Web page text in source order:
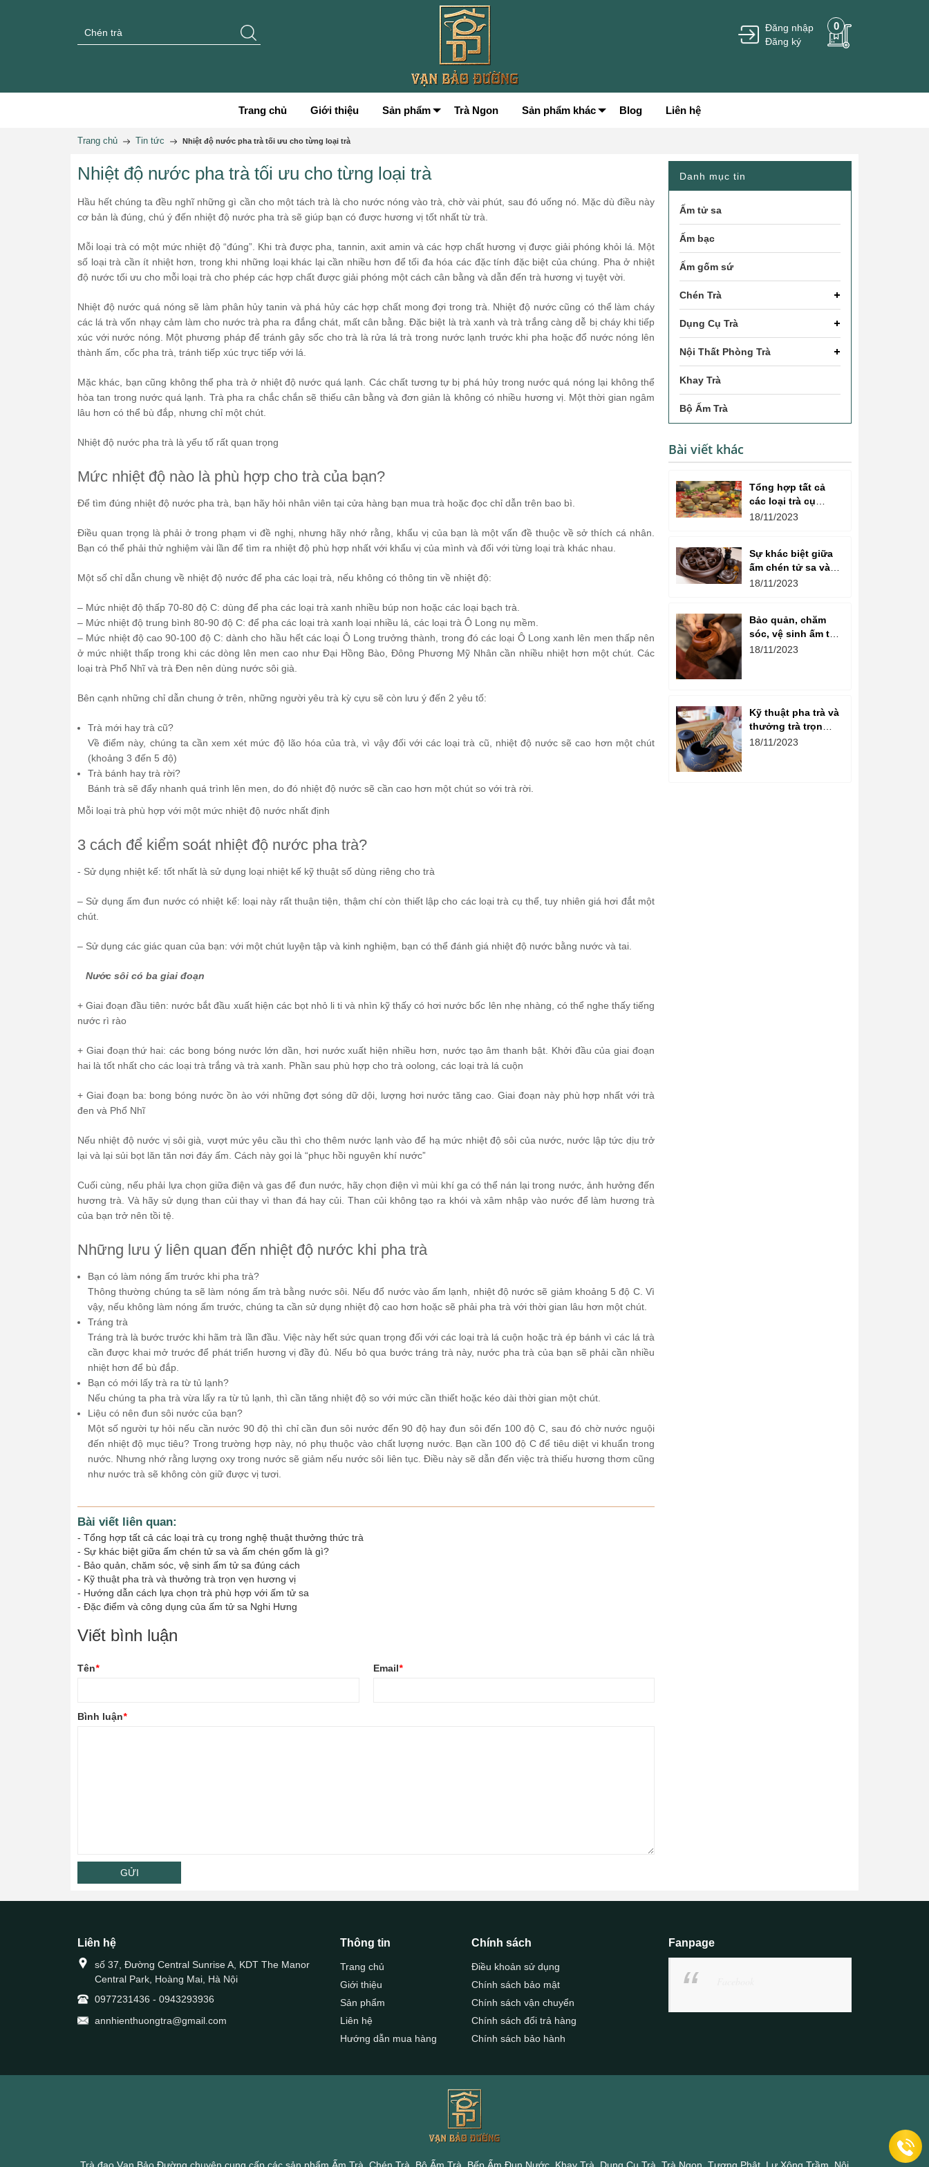
Đăng nhập
Đăng ký
0
Trang chủ Giới thiệu Sản phẩm Trà Ngon Sản phẩm khác Blog Liên hệ
Trang chủ Tin tức Nhiệt độ nước pha trà tối ưu cho từng loại trà
Nhiệt độ nước pha trà tối ưu cho từng loại trà
Hầu hết chúng ta đều nghĩ những gì cần cho một tách trà là cho nước nóng vào trà, chờ vài phút, sau đó uống nó. Mặc dù điều này
cơ bản là đúng, chú ý đến nhiệt độ nước pha trà sẽ giúp bạn có được hương vị tốt nhất từ trà.
Mỗi loại trà có một mức nhiệt độ “đúng”. Khi trà được pha, tannin, axit amin và các hợp chất hương vị được giải phóng khỏi lá. Một
số loại trà cần ít nhiệt hơn, trong khi những loại khác lại cần nhiều hơn để tối đa hóa các đặc tính đặc biệt của chúng. Pha ở nhiệt
độ nước tối ưu cho mỗi loại trà cho phép các hợp chất được giải phóng một cách cân bằng và dẫn đến trà hương vị tuyệt vời.
Nhiệt độ nước quá nóng sẽ làm phân hủy tanin và phá hủy các hợp chất mong đợi trong trà. Nhiệt độ nước cũng có thể làm cháy
các lá trà vốn nhạy cảm làm cho nước trà pha ra đắng chát, mất cân bằng. Đặc biệt là trà xanh và trà trắng càng dễ bị cháy khi tiếp
xúc với nước nóng. Một phương pháp để tránh gây sốc cho trà là rửa lá trà trong nước lạnh trước khi pha hoặc đổ nước nóng lên
thành ấm, cốc pha trà, tránh tiếp xúc trực tiếp với lá.
Mặc khác, bạn cũng không thể pha trà ở nhiệt độ nước quá lạnh. Các chất tương tự bị phá hủy trong nước quá nóng lại không thể
hòa tan trong nước quá lạnh. Trà pha ra chắc chắn sẽ thiếu cân bằng và đơn giản là không có nhiều hương vị. Một thời gian ngâm
lâu hơn có thể bù đắp, nhưng chỉ một chút.
Nhiệt độ nước pha trà là yếu tố rất quan trọng
Mức nhiệt độ nào là phù hợp cho trà của bạn?
Để tìm đúng nhiệt độ nước pha trà, bạn hãy hỏi nhân viên tại cửa hàng bạn mua trà hoặc đọc chỉ dẫn trên bao bì.
Điều quan trọng là phải ở trong phạm vi đề nghị, nhưng hãy nhớ rằng, khẩu vị của bạn là một vấn đề thuộc về sở thích cá nhân.
Bạn có thể phải thử nghiệm vài lần để tìm ra nhiệt độ phù hợp nhất với khẩu vị của mình và đối với từng loại trà khác nhau.
Một số chỉ dẫn chung về nhiệt độ nước để pha các loại trà, nếu không có thông tin về nhiệt độ:
– Mức nhiệt độ thấp 70-80 độ C: dùng để pha các loại trà xanh nhiều búp non hoặc các loại bạch trà.
– Mức nhiệt độ trung bình 80-90 độ C: để pha các loại trà xanh loại nhiều lá, các loại trà Ô Long nụ mềm.
– Mức nhiệt độ cao 90-100 độ C: dành cho hầu hết các loại Ô Long trưởng thành, trong đó các loại Ô Long xanh lên men thấp nên
ở mức nhiệt thấp trong khi các dòng lên men cao như Đại Hồng Bào, Đông Phương Mỹ Nhân cần nhiều nhiệt hơn một chút. Các
loại trà Phổ Nhĩ và trà Đen nên dùng nước sôi già.
Bên cạnh những chỉ dẫn chung ở trên, những người yêu trà kỳ cựu sẽ còn lưu ý đến 2 yêu tố:
Trà mới hay trà cũ?
Về điểm này, chúng ta cần xem xét mức độ lão hóa của trà, vì vậy đối với các loại trà cũ, nhiệt độ nước sẽ cao hơn một chút
(khoảng 3 đến 5 độ)
Trà bánh hay trà rời?
Bánh trà sẽ đẩy nhanh quá trình lên men, do đó nhiệt độ nước sẽ cần cao hơn một chút so với trà rời.
Mỗi loại trà phù hợp với một mức nhiệt độ nước nhất định
3 cách để kiểm soát nhiệt độ nước pha trà?
​- Sử dụng nhiệt kế: tốt nhất là sử dụng loại nhiệt kế kỹ thuật số dùng riêng cho trà
– Sử dụng ấm đun nước có nhiệt kế: loại này rất thuận tiện, thậm chí còn thiết lập cho các loại trà cụ thể, tuy nhiên giá hơi đắt một
chút.
– Sử dụng các giác quan của bạn: với một chút luyện tập và kinh nghiệm, bạn có thể đánh giá nhiệt độ nước bằng nước và tai.
Nước sôi có ba giai đoạn
+ Giai đoạn đầu tiên: nước bắt đầu xuất hiện các bọt nhỏ li ti và nhìn kỹ thấy có hơi nước bốc lên nhẹ nhàng, có thể nghe thấy tiếng
nước rì rào
+ Giai đoạn thứ hai: các bong bóng nước lớn dần, hơi nước xuất hiện nhiều hơn, nước tạo âm thanh bật. Khởi đầu của giai đoạn
hai là tốt nhất cho các loại trà trắng và trà xanh. Phần sau phù hợp cho trà oolong, các loại trà lá cuộn
+ Giai đoạn ba: bong bóng nước ồn ào với những đợt sóng dữ dội, lượng hơi nước tăng cao. Giai đoạn này phù hợp nhất với trà
đen và Phổ Nhĩ
Nếu nhiệt độ nước vị sôi già, vượt mức yêu cầu thì cho thêm nước lạnh vào để hạ mức nhiệt độ sôi của nước, nước lập tức dịu trở
lại và lại sủi bọt lăn tăn nơi đáy ấm. Cách này gọi là “phục hồi nguyên khí nước”
Cuối cùng, nếu phải lựa chọn giữa điện và gas để đun nước, hãy chọn điện vì mùi khí ga có thể nán lại trong nước, ảnh hưởng đến
hương trà. Và hãy sử dụng than củi thay vì than đá hay củi. Than củi không tạo ra khói và xâm nhập vào nước để làm hương trà
của bạn trở nên tồi tệ.
Những lưu ý liên quan đến nhiệt độ nước khi pha trà
Bạn có làm nóng ấm trước khi pha trà?
Thông thường chúng ta sẽ làm nóng ấm trà bằng nước sôi. Nếu đổ nước vào ấm lạnh, nhiệt độ nước sẽ giảm khoảng 5 độ C. Vì
vậy, nếu không làm nóng ấm trước, chúng ta cần sử dụng nhiệt độ cao hơn hoặc sẽ phải pha trà với thời gian lâu hơn một chút.
Tráng trà
Tráng trà là bước trước khi hãm trà lần đầu. Việc này hết sức quan trọng đối với các loại trà lá cuộn hoặc trà ép bánh vì các lá trà
cần được khai mở trước để phát triển hương vị đầy đủ. Nếu bỏ qua bước tráng trà này, nước pha trà của bạn sẽ phải cần nhiều
nhiệt hơn để bù đắp.
Bạn có mới lấy trà ra từ tủ lạnh?
Nếu chúng ta pha trà vừa lấy ra từ tủ lạnh, thì cần tăng nhiệt độ so với mức cần thiết hoặc kéo dài thời gian một chút.
Liệu có nên đun sôi nước của bạn?
Một số người tự hỏi nếu cần nước 90 độ thì chỉ cần đun sôi nước đến 90 độ hay đun sôi đến 100 độ C, sau đó chờ nước nguội
đến nhiệt độ mục tiêu? Trong trường hợp này, nó phụ thuộc vào chất lượng nước. Bạn cần 100 độ C để tiêu diệt vi khuẩn trong
nước. Nhưng nhớ rằng lượng oxy trong nước sẽ giảm nếu nước sôi liên tục. Điều này sẽ dẫn đến việc trà thiếu hương thơm cũng
như nước trà sẽ không còn giữ được vị tươi.
Bài viết liên quan:
- Tổng hợp tất cả các loại trà cụ trong nghệ thuật thưởng thức trà
- Sự khác biệt giữa ấm chén tử sa và ấm chén gốm là gì?
- Bảo quản, chăm sóc, vệ sinh ấm tử sa đúng cách
- Kỹ thuật pha trà và thưởng trà trọn vẹn hương vị
- Hướng dẫn cách lựa chọn trà phù hợp với ấm tử sa
- Đặc điểm và công dụng của ấm tử sa Nghi Hưng
Viết bình luận
Tên* Email*
Bình luận*
GỬI
Danh mục tin
Ấm tử sa
Ấm bạc
Ấm gốm sứ
Chén Trà
Dụng Cụ Trà
Nội Thất Phòng Trà
Khay Trà
Bộ Ấm Trà
Bài viết khác
Tổng hợp tất cả
các loại trà cụ
trong nghệ thuật
18/11/2023
Sự khác biệt giữa
ấm chén tử sa và
ấm chén gốm là
18/11/2023
Bảo quản, chăm
sóc, vệ sinh ấm tử
sa đúng cách
18/11/2023
Kỹ thuật pha trà và
thưởng trà trọn
vẹn hương vị
18/11/2023
Liên hệ
số 37, Đường Central Sunrise A, KDT The Manor
Central Park, Hoàng Mai, Hà Nội
0977231436 - 0943293936
annhienthuongtra@gmail.com
Thông tin
Trang chủ
Giới thiệu
Sản phẩm
Liên hệ
Hướng dẫn mua hàng
Chính sách
Điều khoản sử dụng
Chính sách bảo mật
Chính sách vận chuyển
Chính sách đổi trả hàng
Chính sách bảo hành
Fanpage